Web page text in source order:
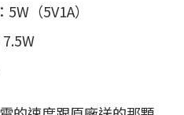
（5V1A）